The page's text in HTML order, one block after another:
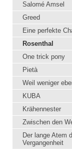
Salomé Amsel
Greed
Eine perfekte
Rosenthal
One trick pony
Pietà
Weil weniger
KUBA
Krähennester
Zwischen den
Der lange Atem
Vergangenheit